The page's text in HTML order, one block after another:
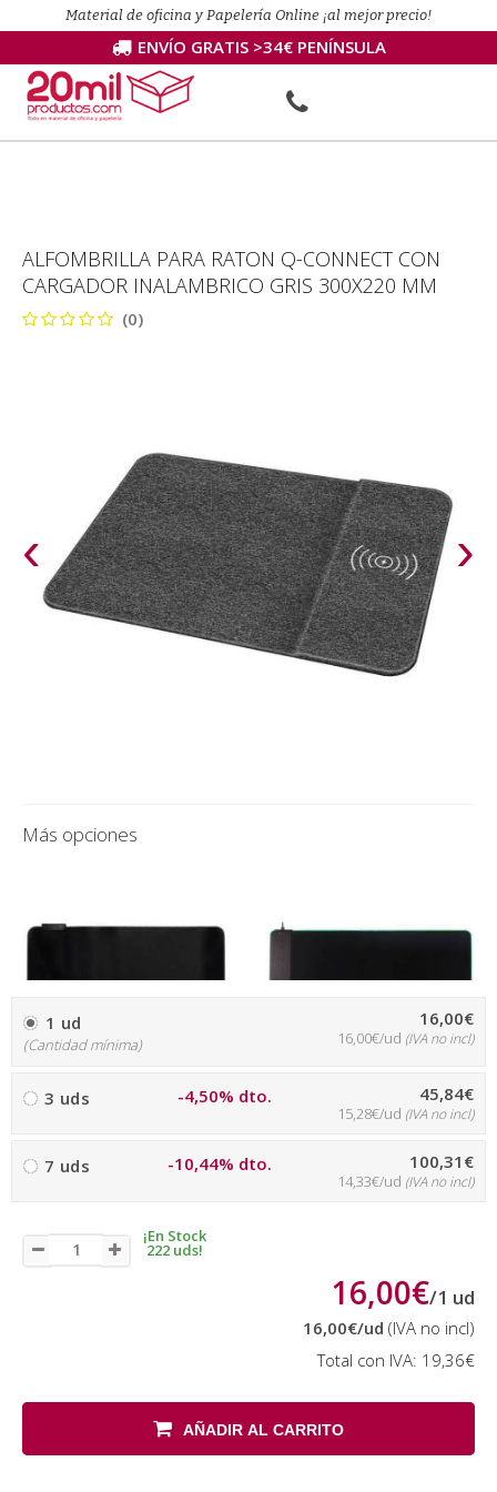
Material de oficina y Papelería Online ¡al mejor precio!
ENVÍO GRATIS >34€ PENÍNSULA
ALFOMBRILLA PARA RATON Q-CONNECT CON
CARGADOR INALAMBRICO GRIS 300X220 MM
(0)
‹ ›
Más opciones
1 ud
(Cantidad mínima)
16,00€
16,00€/ud (IVA no incl)
3 uds -4,50% dto. 45,84€
15,28€/ud (IVA no incl)
7 uds -10,44% dto. 100,31€
14,33€/ud (IVA no incl)
¡En Stock
222 uds!
16,00€/1 ud
16,00€/ud (IVA no incl)
Total con IVA: 19,36€
AÑADIR AL CARRITO